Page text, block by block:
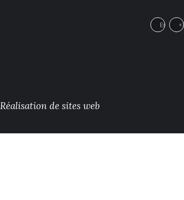
Email :
Réalisation de sites web